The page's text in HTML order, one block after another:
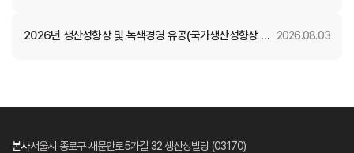
2026년 생산성향상 및 녹색경영 유공(국가생산성향상 부
2026.08.03
본사서울시 종로구 새문안로5가길 32 생산성빌딩 (03170)